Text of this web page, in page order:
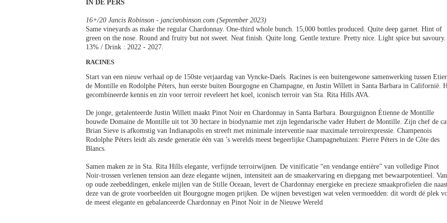
IN DE PERS
16+/20 Jancis Robinson - jancisrobinson.com (September 2023)
Same vineyards as make the regular Chardonnay. One-third whole bunch. 15,000 bottles produced. Quite deep garnet. Hint of
green on the nose. Round and fruity but not sweet. Neat finish. Quite long. Gentle texture. Pretty nice. Light spice but savoury.
13% / Drink : 2022 - 2027.
RACINES
Start van een nieuw verhaal op de 150ste verjaardag van Vyncke-Daels. Racines is een buitengewone samenwerking tussen
de Montille en Rodolphe Péters, hun eerste buiten Bourgogne en Champagne, en Justin Willett in Santa Barbara in Californië.
gecombineerde kennis en zin voor terroir reveleert het koel, iconisch terroir van Sta. Rita Hills AVA.
De jonge, getalenteerde Justin Willett maakt Pinot Noir en Chardonnay in Santa Barbara. Bourguignon Étienne de Montille
bouwde Domaine de Montille uit tot 30 hectare in biodynamie met zijn legendarische vader Hubert de Montille. Zijn chef de
Brian Sieve is afkomstig van Indianapolis en streeft met minimale interventie naar maximale terroirexpressie. Champenois
Rodolphe Péters leidt als zesde generatie één van ’s werelds meest begeerlijke Champagnehuizen: Pierre Péters in de Côte des
Blancs.
Samen maken ze in Sta. Rita Hills elegante, verfijnde terroirwijnen. De vinificatie “en vendange entière” van volledige Pinot
Noir-trossen verlenen tension aan deze elegante wijnen, intensiteit aan de smaakervaring en diepgang met bewaarpotentieel. Van
op oude zeebeddingen, enkele mijlen van de Stille Oceaan, levert de Chardonnay energieke en precieze smaakprofielen die
deze van de grote voorbeelden uit Bourgogne mogen prijken. De wijnen bevestigen wat velen vermoedden: dit wordt dé plek
de meest elegante en gebalanceerde Chardonnay en Pinot Noir in de Nieuwe Wereld